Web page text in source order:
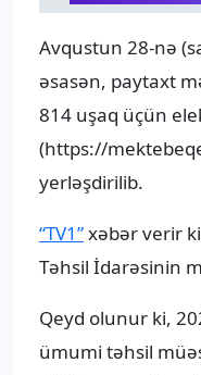
Avqustun 28-nə
əsasən, paytaxt
814 uşaq üçün
(https://
yerləşdirilib.
“TV1”xəbər verir
Təhsil İdarəsinin
Qeyd olunur ki,
ümumi təhsil